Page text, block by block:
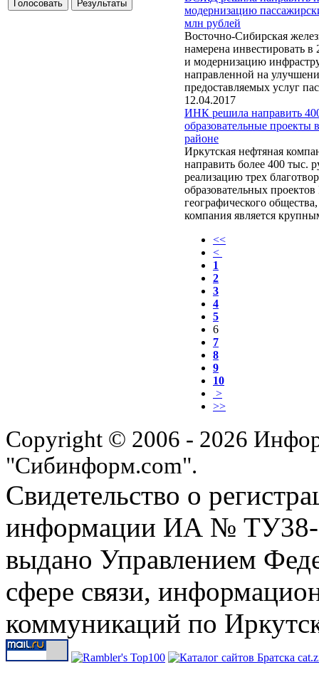
модернизацию
млн рублей
Восточно-Сибирская
намерена инвестировать в
и модернизацию
направленной на
предоставляемых услуг
12.04.2017
ИНК решила направить
образовательные проекты
районе
Иркутская нефтяная
направить более 400 тыс.
реализацию трех
образовательных проектов
географического
компания является
<<
<
1
2
3
4
5
6
7
8
9
10
>
>>
Copyright © 2006 - 2026
"Сибинформ.com".
Свидетельство о
информации ИА № ТУ38-
выдано Управлением
сфере связи,
коммуникаций по